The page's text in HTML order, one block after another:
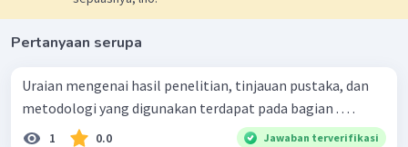
Pertanyaan serupa
Uraian mengenai hasil penelitian, tinjauan pustaka, dan
metodologi yang digunakan terdapat pada bagian . . . .
1 0.0 Jawaban terverifikasi